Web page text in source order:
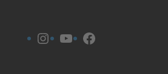
Instagram
YouTubeFacebook